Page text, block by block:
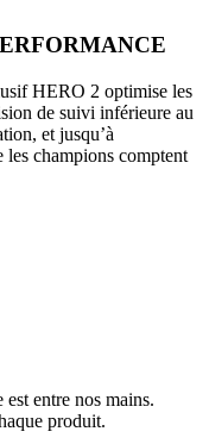
HERO 2 optimise les
de suivi inférieure au
et jusqu’à
les champions comptent
entre nos mains.
produit.